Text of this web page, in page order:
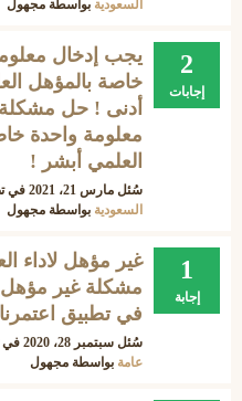
السعودية بواسطة مجهول
2
إجابات
يجب إدخال
خاصة بالمؤهل
أدنى ! حل
معلومة واحدة
العلمي أبشر !
سُئل مارس 21، 2021 في
السعودية بواسطة مجهول
1
إجابة
غير مؤهل لاداء
مشكلة غير مؤهل
في تطبيق
سُئل سبتمبر 28، 2020 في
عامة بواسطة مجهول